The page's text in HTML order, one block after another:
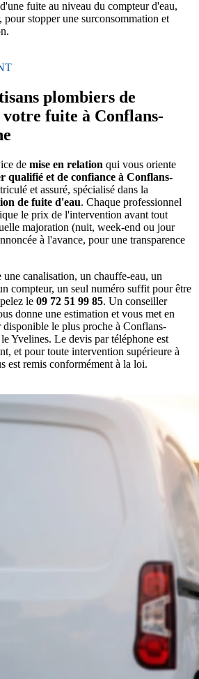
fuite au niveau du compteur d'eau,
pour stopper une surconsommation et
plombiers de
fuite à Conflans-
de mise en relation qui vous oriente
qualifié et de confiance à Conflans-
et assuré, spécialisé dans la
de fuite d'eau. Chaque professionnel
le prix de l'intervention avant tout
majoration (nuit, week-end ou jour
à l'avance, pour une transparence
canalisation, un chauffe-eau, un
compteur, un seul numéro suffit pour être
le 09 72 51 99 85. Un conseiller
donne une estimation et vous met en
le plus proche à Conflans-
Yvelines. Le devis par téléphone est
et pour toute intervention supérieure à
est remis conformément à la loi.